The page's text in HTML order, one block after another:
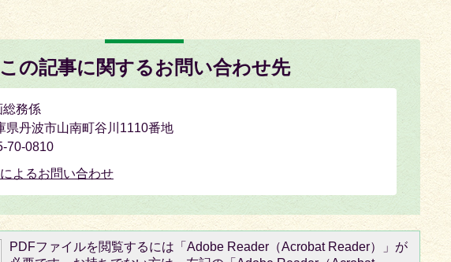
この記事に関するお問い合わせ先
総務係
県丹波市山南町谷川1110番地
70-0810
よるお問い合わせ
PDFファイルを閲覧するには「Adobe Reader（Acrobat Reader）」が